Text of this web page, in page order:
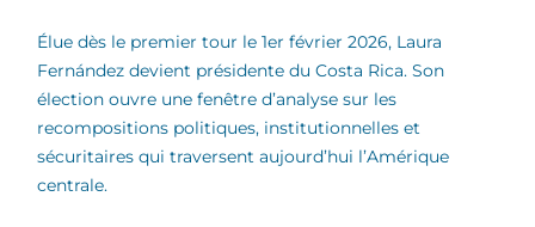
Élue dès le premier tour le 1er février 2026, Laura
Fernández devient présidente du Costa Rica. Son
élection ouvre une fenêtre d’analyse sur les
recompositions politiques, institutionnelles et
sécuritaires qui traversent aujourd’hui l’Amérique
centrale.